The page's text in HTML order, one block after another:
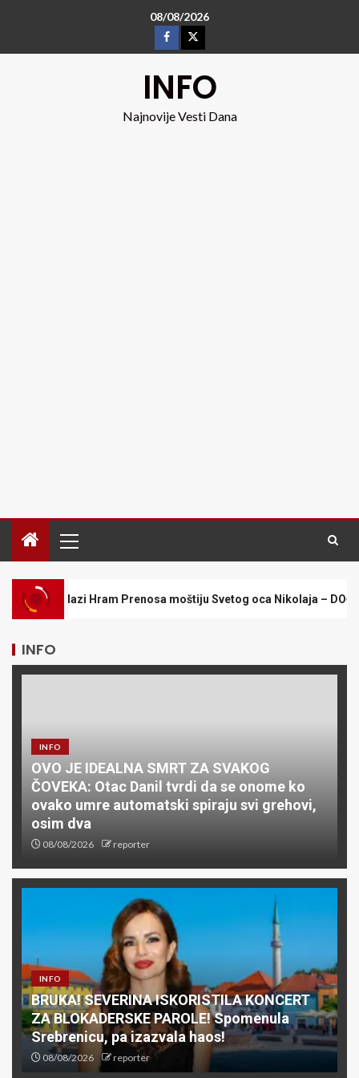
08/08/2026
INFO
Najnovije Vesti Dana
Prenosa moštiju Svetog oca Nikolaja – DOČEKAO GA VELIKI
INFO
INFO
OVO JE IDEALNA SMRT ZA SVAKOG
ČOVEKA: Otac Danil tvrdi da se onome ko
ovako umre automatski spiraju svi grehovi,
osim dva
08/08/2026 reporter
INFO
BRUKA! SEVERINA ISKORISTILA KONCERT
ZA BLOKADERSKE PAROLE! Spomenula
Srebrenicu, pa izazvala haos!
08/08/2026 reporter